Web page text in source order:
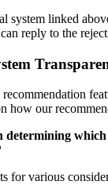
system linked
reply to the
recommendation
how our
determining which
for various